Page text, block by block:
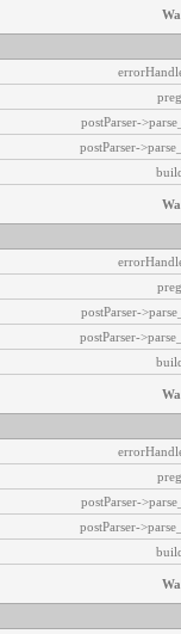
postParser-
postParser-
postParser-
postParser-
postParser-
postParser-